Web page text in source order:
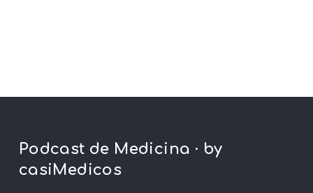
Podcast de Medicina · by
casiMedicos